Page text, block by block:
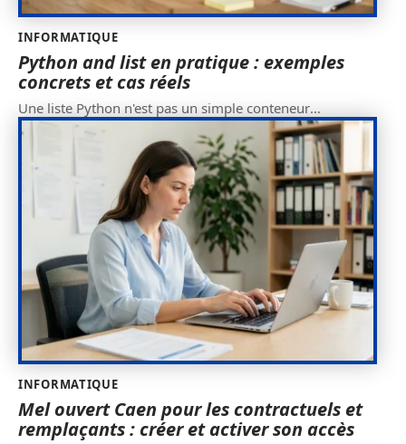
INFORMATIQUE
Python and list en pratique : exemples
concrets et cas réels
Une liste Python n'est pas un simple conteneur…
INFORMATIQUE
Mel ouvert Caen pour les contractuels et
remplaçants : créer et activer son accès